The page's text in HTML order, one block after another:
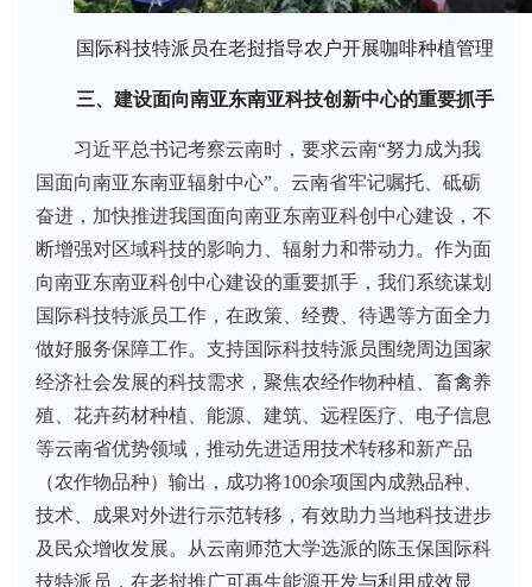
国际科技特派员在老挝指导农户开展咖啡种植管理
三、建设面向南亚东南亚科技创新中心的重要抓手
习近平总书记考察云南时，要求云南“努力成为我
国面向南亚东南亚辐射中心”。云南省牢记嘱托、砥砺
奋进，加快推进我国面向南亚东南亚科创中心建设，不
断增强对区域科技的影响力、辐射力和带动力。作为面
向南亚东南亚科创中心建设的重要抓手，我们系统谋划
国际科技特派员工作，在政策、经费、待遇等方面全力
做好服务保障工作。支持国际科技特派员围绕周边国家
经济社会发展的科技需求，聚焦农经作物种植、畜禽养
殖、花卉药材种植、能源、建筑、远程医疗、电子信息
等云南省优势领域，推动先进适用技术转移和新产品
（农作物品种）输出，成功将100余项国内成熟品种、
技术、成果对外进行示范转移，有效助力当地科技进步
及民众增收发展。从云南师范大学选派的陈玉保国际科
技特派员，在老挝推广可再生能源开发与利用成效显